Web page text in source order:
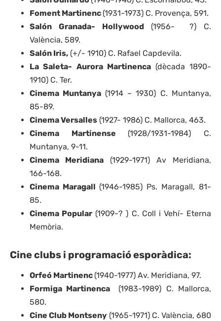
Foment Martinenc (1931-1973) C. Provença, 591.
Salón Granada- Hollywood (1956- ?) C.
València, 589.
Salón Iris, (+/- 1910) C. Rafael Capdevila.
La Saleta- Aurora Martinenca (dècada 1890-
1910) C. Ter.
Cinema Muntanya (1914 – 1930) C. Muntanya,
85-89.
Cinema Versalles (1927- 1986) C. Mallorca, 463.
Cinema Martinense (1928/1931-1984) C.
Muntanya, 9-11.
Cinema Meridiana (1929-1971) Av Meridiana,
166-168.
Cinema Maragall (1946-1985) Ps. Maragall, 81-
85.
Cinema Popular (1909-? ) C. Coll i Vehí- Eterna
Memòria.
Cine clubs i programació esporàdica:
Orfeó Martinenc (1940-1977) Av. Meridiana, 97.
Formiga Martinenca (1983-1989) C. Mallorca,
580.
Cine Club Montseny (1965-1971) C. València, 680